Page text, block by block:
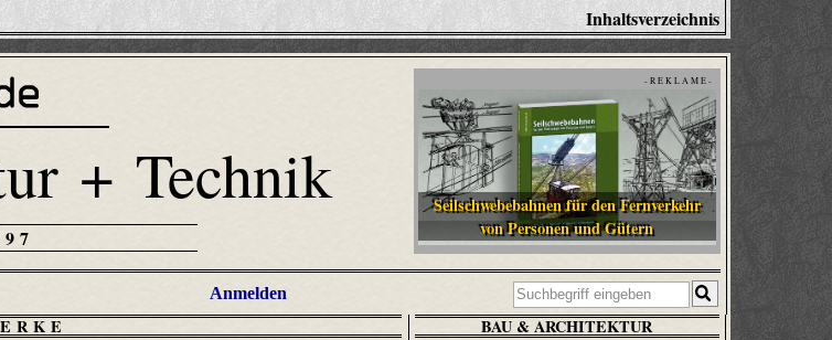
Inhaltsverzeichnis
+ Technik
- R E K L A M E -
Seilschwebebahnen für den Fernverkehr
von Personen und Gütern
Anmelden
BAU & ARCHITEKTUR